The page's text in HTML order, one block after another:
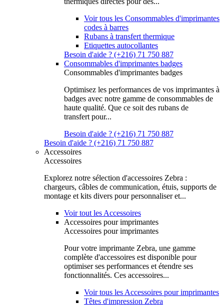
Voir tous les Consommables d'imprimantes
codes à barres
Rubans à transfert thermique
Etiquettes autocollantes
Besoin d'aide ? (+216) 71 750 887
Consommables d'imprimantes badges
Consommables d'imprimantes badges
Optimisez les performances de vos imprimantes à
badges avec notre gamme de consommables de
haute qualité. Que ce soit des rubans de
transfert pour...
Besoin d'aide ? (+216) 71 750 887
Besoin d'aide ? (+216) 71 750 887
Accessoires
Accessoires
Explorez notre sélection d'accessoires Zebra :
chargeurs, câbles de communication, étuis, supports de
montage et kits divers pour personnaliser et...
Voir tout les Accessoires
Accessoires pour imprimantes
Accessoires pour imprimantes
Pour votre imprimante Zebra, une gamme
complète d'accessoires est disponible pour
optimiser ses performances et étendre ses
fonctionnalités. Ces accessoires...
Voir tous les Accessoires pour imprimantes
Têtes d'impression Zebra